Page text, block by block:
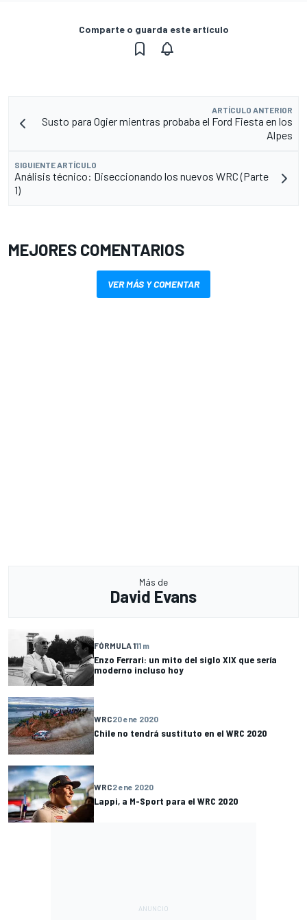
Comparte o guarda este artículo
ARTÍCULO ANTERIOR
Susto para Ogier mientras probaba el Ford Fiesta en los
Alpes
SIGUIENTE ARTÍCULO
Análisis técnico: Diseccionando los nuevos WRC (Parte
1)
MEJORES COMENTARIOS
VER MÁS Y COMENTAR
Más de
David Evans
FÓRMULA 111 m
Enzo Ferrari: un mito del siglo XIX que sería
moderno incluso hoy
WRC20 ene 2020
Chile no tendrá sustituto en el WRC 2020
WRC2 ene 2020
Lappi, a M-Sport para el WRC 2020